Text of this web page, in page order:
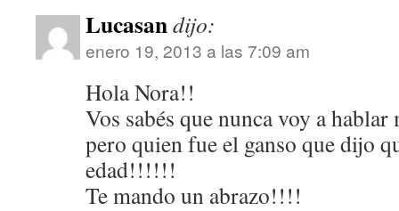
Lucasandijo:
enero 19, 2013 a las 7:09 am
Hola Nora!!
Vos sabés que nunca voy a hablar
pero quien fue el ganso que dijo
edad!!!!!!
Te mando un abrazo!!!!